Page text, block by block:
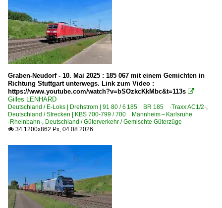
6 101 BR 101 Private
6 101 BR 101 Werbeloks
6 120 BR 120.1
6 145 BR 145 ·Traxx AC·
6 145 BR 145 ·Traxx AC· Private
6 146 BR 146 ·Traxx AC1/2·
6 146 BR 146 ·Traxx AC1/2· Private
6 146 BR 146 ·Traxx AC1/2· Werbeloks
6 146 BR 146.5 ·Traxx AC2· IC
6 152 BR 152 ·ES 64 F· Werbeloks
6 182 BR 182 ·ES 64 U2·
Graben-Neudorf - 10. Mai 2025 : 185 067 mit einem Gemichten in
Richtung Stuttgart unterwegs. Link zum Video :
https://www.youtube.com/watch?v=bSOzkcKkMbc&t=113s 
Gilles LENHARD
Deutschland / E-Loks | Drehstrom | 91 80 / 6 185 BR 185 ·Traxx AC1/2·,
Deutschland / Strecken | KBS 700-799 / 700 Mannheim – Karlsruhe
·Rheinbahn·, Deutschland / Güterverkehr / Gemischte Güterzüge
 34 1200x862 Px, 04.08.2026